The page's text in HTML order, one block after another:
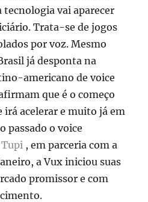
tecnologia vai aparecer
Trata-se de jogos
por voz. Mesmo
já desponta na
americano de voice
que é o começo
irá acelerar e muito já em
passado o voice
, em parceria com a
a Vux iniciou suas
promissor e com